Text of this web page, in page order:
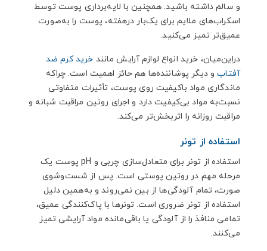
و سالم داشته باشید. همچنین با لایه‌برداری پوست توسط
اسکراب‌های ملایم برای یک‌بار درهفته، پوست را به‌صورت
عمیق‌تر تمیز می‌کنید.
دراین‌میان، خرید انواع لوازم آرایش مانند خرید کرم ضد
آفتابو دیگر پوشاننده‌ها هم حائز اهمیت است. چراکه
ماندگاری مواد باکیفیت روی پوست، تأثیرات متفاوتی
نسبت‌به مواد بی‌کیفیت دارد و اجرای روتین مراقبت شبانه و
مراقبت روزانه را اثربخش‌تر می‌کند.
استفاده از تونر
استفاده از تونر برای متعادل‌سازی چربی و pHپوست یک
مرحله مهم در روتین پوستی است. پس از شست‌وشوی
صورت، تمام آلودگی‌ها از بین نمی‌روند و به‌همین دلیل
استفاده از تونر ضروری است. تونرها با پاک‌کنندگی عمیق،
تمامی منافذ را از آلودگی یا باقی‌مانده مواد آرایشی تمیز
می‌کنند.